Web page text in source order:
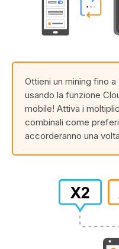
Ottieni un mining fino a
usando la funzione
mobile! Attiva i
combinali come
accorderanno una